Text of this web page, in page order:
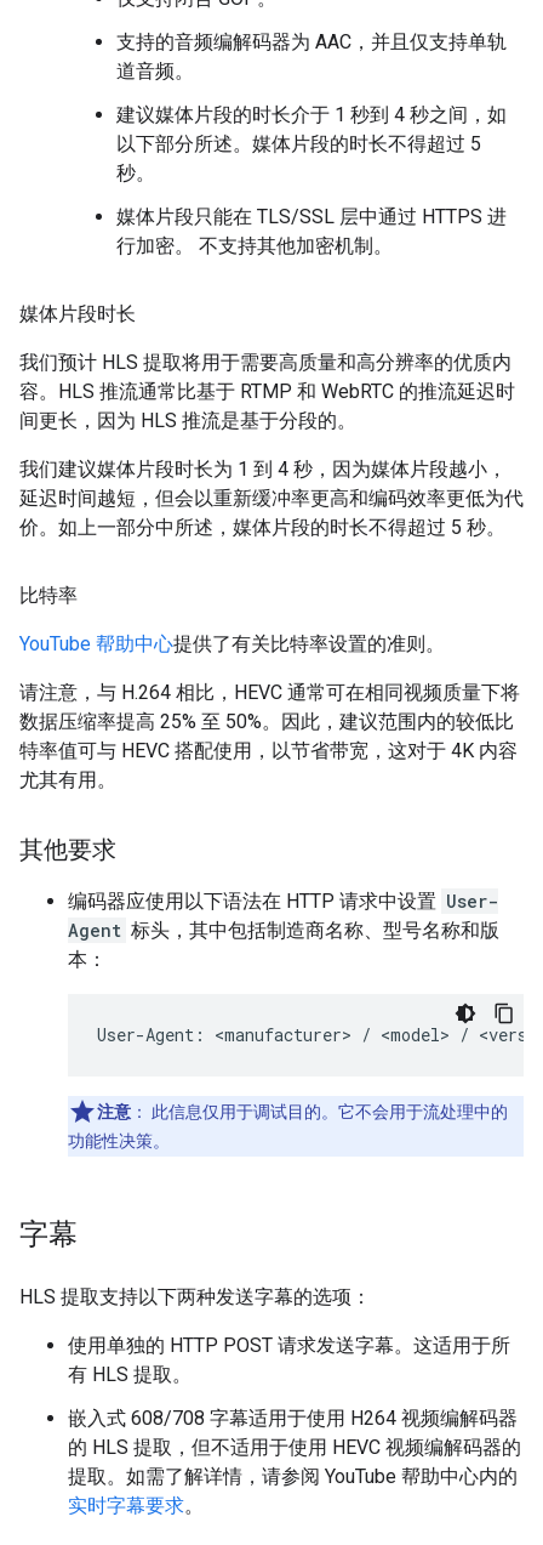
支持的音频编解码器为 AAC，并且仅支持单轨
道音频。
建议媒体片段的时长介于 1 秒到 4 秒之间，如
以下部分所述。媒体片段的时长不得超过 5
秒。
媒体片段只能在 TLS/SSL 层中通过 HTTPS 进
行加密。 不支持其他加密机制。
媒体片段时长
我们预计 HLS 提取将用于需要高质量和高分辨率的优质内
容。HLS 推流通常比基于 RTMP 和 WebRTC 的推流延迟时
间更长，因为 HLS 推流是基于分段的。
我们建议媒体片段时长为 1 到 4 秒，因为媒体片段越小，
延迟时间越短，但会以重新缓冲率更高和编码效率更低为代
价。如上一部分中所述，媒体片段的时长不得超过 5 秒。
比特率
YouTube 帮助中心提供了有关比特率设置的准则。
请注意，与 H.264 相比，HEVC 通常可在相同视频质量下将
数据压缩率提高 25% 至 50%。因此，建议范围内的较低比
特率值可与 HEVC 搭配使用，以节省带宽，这对于 4K 内容
尤其有用。
其他要求
编码器应使用以下语法在 HTTP 请求中设置 User-
Agent 标头，其中包括制造商名称、型号名称和版
本：
注意 ：
此信息仅用于调试目的。它不会用于流处理中的
功能性决策。
字幕
HLS 提取支持以下两种发送字幕的选项：
使用单独的 HTTP POST 请求发送字幕。这适用于所
有 HLS 提取。
嵌入式 608/708 字幕适用于使用 H264 视频编解码器
的 HLS 提取，但不适用于使用 HEVC 视频编解码器的
提取。如需了解详情，请参阅 YouTube 帮助中心内的
实时字幕要求。